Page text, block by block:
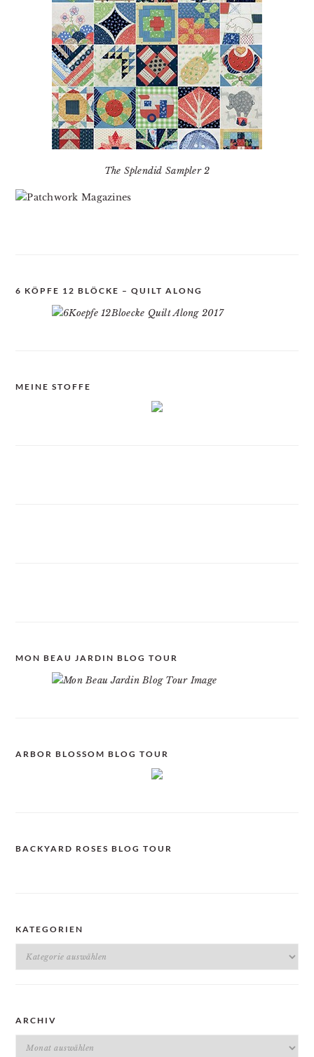
The Splendid Sampler 2
6 KÖPFE 12 BLÖCKE – QUILT ALONG
MEINE STOFFE
MON BEAU JARDIN BLOG TOUR
ARBOR BLOSSOM BLOG TOUR
BACKYARD ROSES BLOG TOUR
KATEGORIEN
Kategorien
ARCHIV
Archiv